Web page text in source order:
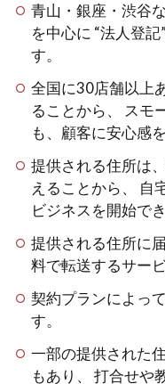
青山・銀座・渋谷
を中心に “法人登
す。
全国に30店舗以上
ることから、 スモ
も、顧客に安心感
提供される住所は
えることから、 自
ビジネスを開始でき
提供される住所に
料で転送するサー
契約プランによっ
す。
一部の提供された
もあり、 打合せや